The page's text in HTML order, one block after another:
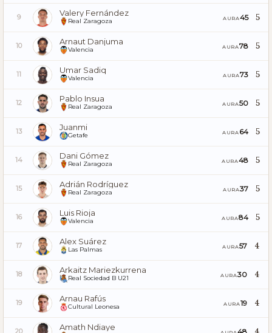
9 Valery Fernández
Real Zaragoza AURA45 5
10 Arnaut Danjuma
Valencia AURA78 5
11 Umar Sadiq
Valencia AURA73 5
12 Pablo Insua
Real Zaragoza AURA50 5
13 Juanmi
Getafe AURA 64 5
14 Dani Gómez
Real Zaragoza AURA48 5
15 Adrián Rodríguez
Real Zaragoza AURA37 5
16 Luis Rioja
Valencia AURA84 5
17 Alex Suárez
Las Palmas AURA57 4
18 Arkaitz Mariezkurrena
Real Sociedad B U21 AURA30 4
19 Arnau Rafús
Cultural Leonesa AURA19 4
20 Amath Ndiaye